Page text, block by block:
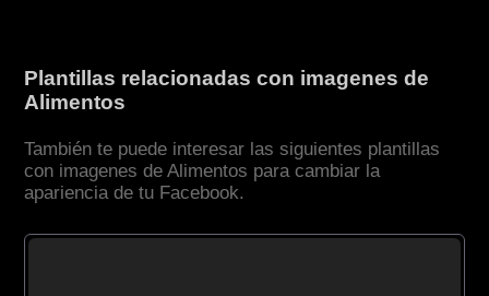
Plantillas relacionadas con imagenes de
Alimentos
También te puede interesar las siguientes plantillas
con imagenes de Alimentos para cambiar la
apariencia de tu Facebook.